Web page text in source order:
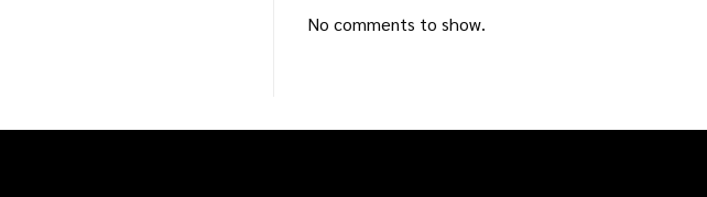
No comments to show.